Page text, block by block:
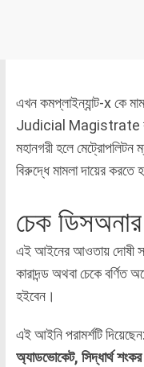
এখন কমপ্লাইন্যান্ট-x কে
Judicial Magistrate
মহানগরী হলে
বিরুদ্ধে মামলা দায়ের করতে
চেক
এই আইনের আওতায় দোষী
কারাদন্ড অথবা চেকে বর্ণিত
হইবেন।
এই আইনি পরামর্শটি দিয়েছেন:
অ্যাডভোকেট, সিদ্ধার্থ